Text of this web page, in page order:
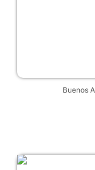
Buenos